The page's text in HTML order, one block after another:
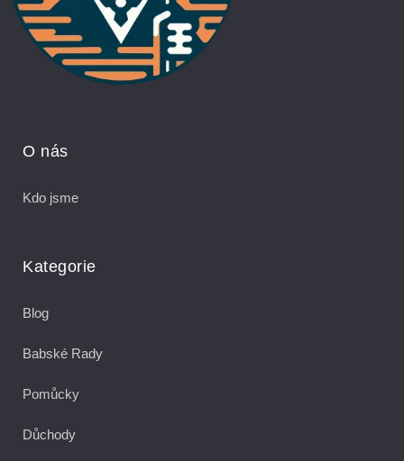
O nás
Kdo jsme
Kategorie
Blog
Babské Rady
Pomůcky
Důchody